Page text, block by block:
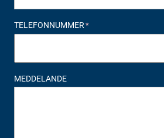
TELEFONNUMMER*
MEDDELANDE